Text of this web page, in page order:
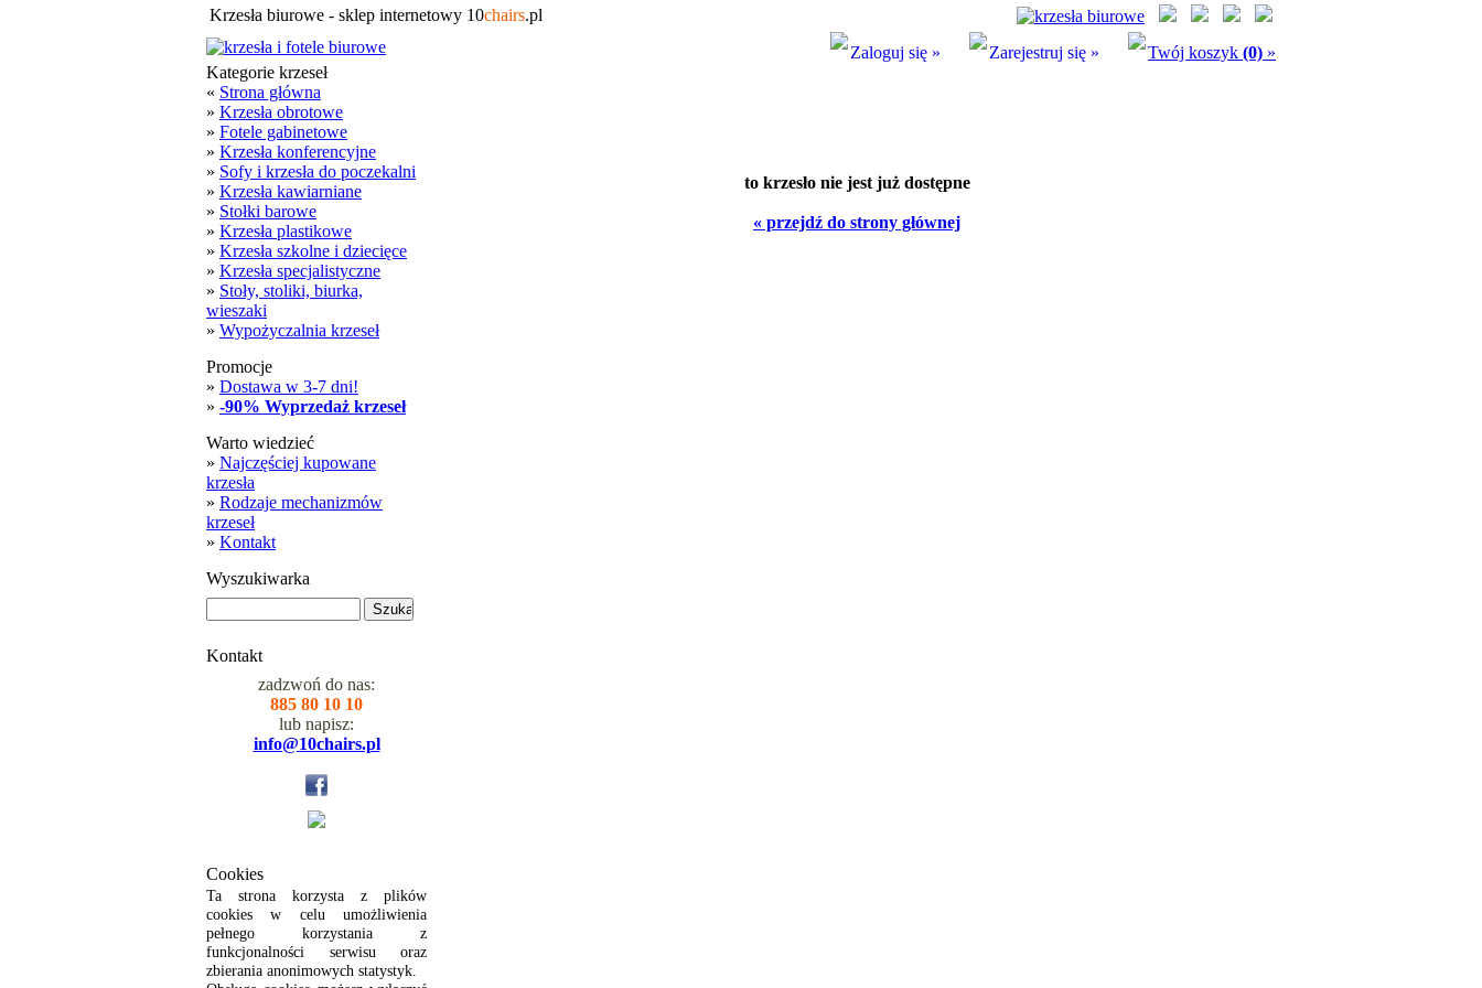
Krzesła biurowe - sklep internetowy 10chairs.pl
Zaloguj się »
Zarejestruj się » Twój koszyk (0) »
Kategorie krzeseł
« Strona główna
» Krzesła obrotowe
» Fotele gabinetowe
» Krzesła konferencyjne
» Sofy i krzesła do poczekalni
» Krzesła kawiarniane
» Stołki barowe
» Krzesła plastikowe
» Krzesła szkolne i dziecięce
» Krzesła specjalistyczne
» Stoły, stoliki, biurka,
wieszaki
» Wypożyczalnia krzeseł
Promocje
» Dostawa w 3-7 dni!
» -90% Wyprzedaż krzeseł
Warto wiedzieć
» Najczęściej kupowane
krzesła
» Rodzaje mechanizmów
krzeseł
» Kontakt
Wyszukiwarka
Kontakt
zadzwoń do nas:
885 80 10 10
lub napisz:
info@10chairs.pl
Cookies
Ta strona korzysta z plików
cookies w celu umożliwienia
pełnego korzystania z
funkcjonalności serwisu oraz
zbierania anonimowych statystyk.
to krzesło nie jest już dostępne
« przejdź do strony głównej